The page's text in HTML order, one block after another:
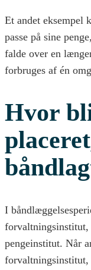
Et andet eksempel
passe på sine
falde over en
forbruges af én
Hvor
I
pengeinstitut. Når
forvaltningsinstitut,